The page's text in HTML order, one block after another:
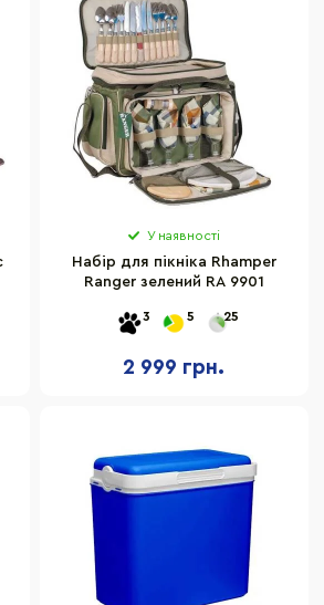
У наявності
Набір для пікніка Rhamper
Ranger зелений RA 9901
3 5 25
2 999 грн.